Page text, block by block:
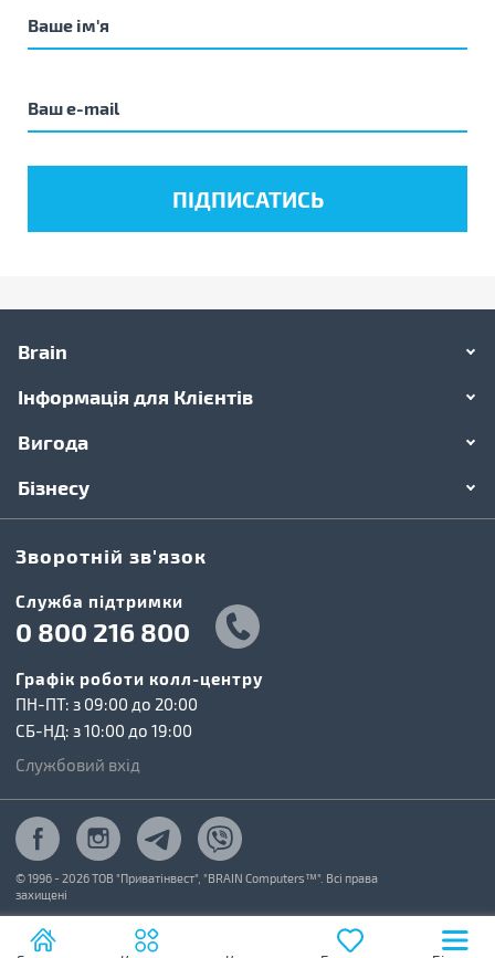
Brain
Інформація для Клієнтів
Вигода
Бізнесу
Зворотній зв'язок
Cлужба підтримки
0 800 216 800
Графік роботи колл-центру
ПН-ПТ: з 09:00 до 20:00
СБ-НД: з 10:00 до 19:00
Службовий вхід
© 1996 - 2026 ТОВ "Приватінвест", "BRAIN Computers™". Всі права
захищені